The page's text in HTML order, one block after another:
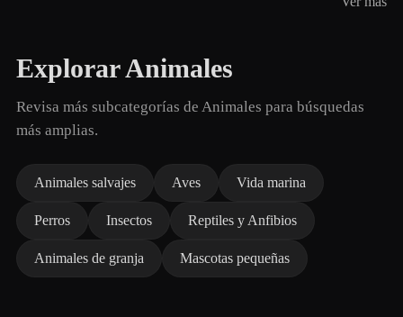
Explorar Animales
Revisa más subcategorías de Animales para búsquedas
más amplias.
Animales salvajes Aves Vida marina
Perros Insectos Reptiles y Anfibios
Animales de granja Mascotas pequeñas